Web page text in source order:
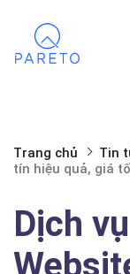
Trang chủ Tin
tín hiệu quả, giá
Dịch